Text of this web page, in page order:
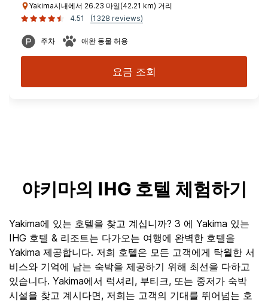
Yakima시내에서 26.23 마일(42.21 km) 거리
4.51
(1328 reviews)
주차 애완 동물 허용
요금 조회
야키마의 IHG 호텔 체험하기
Yakima에 있는 호텔을 찾고 계십니까? 3 에 Yakima 있는
IHG 호텔 & 리조트는 다가오는 여행에 완벽한 호텔을
Yakima 제공합니다. 저희 호텔은 모든 고객에게 탁월한 서
비스와 기억에 남는 숙박을 제공하기 위해 최선을 다하고
있습니다. Yakima에서 럭셔리, 부티크, 또는 중저가 숙박
시설을 찾고 계시다면, 저희는 고객의 기대를 뛰어넘는 호